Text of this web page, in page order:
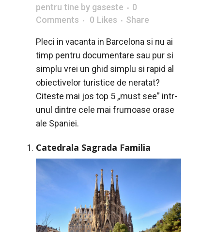
pentru tine by gaseste
0
Comments
0 Likes Share
Pleci in vacanta in Barcelona si nu ai
timp pentru documentare sau pur si
simplu vrei un ghid simplu si rapid al
obiectivelor turistice de neratat?
Citeste mai jos top 5 „must see” intr-
unul dintre cele mai frumoase orase
ale Spaniei.
Catedrala Sagrada Familia